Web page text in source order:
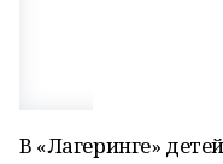
В «Лагеринге»